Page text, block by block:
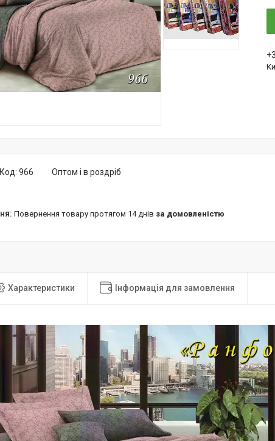
Оптом і в роздріб
Код: 966
повернення товару протягом 14 днів за домовленістю
Характеристики Інформація для замовлення